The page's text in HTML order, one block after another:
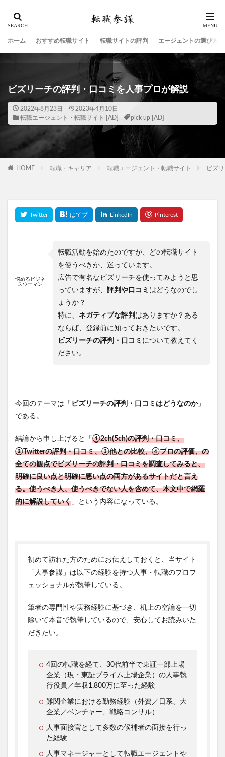
ホーム おすすめ転職サイト 転職サイトの評判 エージェントの選び方
ビズリーチの評判・口コミを人事プロが解説
2022年8月23日
2023年4月10日
転職エージェント・転職サイト
pick up
HOME 転職・キャリア 転職エージェント・転職サイト ビズ
悩めるビジネ
スウーマン
転職活動を始めたのですが、どの転職サイト
を使うべきか、迷っています。
広告で有名なビズリーチを使ってみようと思
っていますが、 評判や口コミ はどうなのでし
ょうか？
特に、 ネガティブな評判 はありますか？ある
ならば、登録前に知っておきたいです。
ビズリーチの評判・口コミ について教えてく
ださい。
今回のテーマは「 ビズリーチの評判・口コミはどうなのか」
である。
結論から申し上げると「 ①2ch(5ch)の評判・口コミ、
②Twitterの評判・口コミ、③他との比較、④プロの評価、の
全ての観点でビズリーチの評判・口コミを調査してみると、
明確に良い点と明確に悪い点の両方があるサイトだと言え
る。使うべき人、使うべきでない人を含めて、本文中で網羅
的に解説していく 」という内容になっている。
初めて訪れた方のためにお伝えしておくと、当サイト
「人事参謀」は以下の経験を持つ人事・転職のプロフ
ェッショナルが執筆している。
筆者の専門性や実務経験に基づき、机上の空論を一切
除いて本音で執筆しているので、安心してお読みいた
だきたい。
4回の転職を経て、30代前半で東証一部上場
企業（現・東証プライム上場企業）の人事執
行役員／年収1,800万に至った経験
難関企業における勤務経験（外資／日系、大
企業／ベンチャー、戦略コンサル）
人事面接官として多数の候補者の面接を行っ
た経験
人事マネージャーとして転職エージェントや